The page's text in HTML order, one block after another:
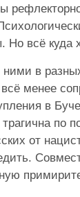
Но всё куда
в
менее
в
трагична по
от